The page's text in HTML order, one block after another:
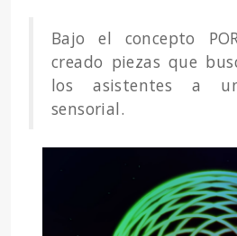
Bajo el concepto
creado piezas que
los asistentes a
sensorial.